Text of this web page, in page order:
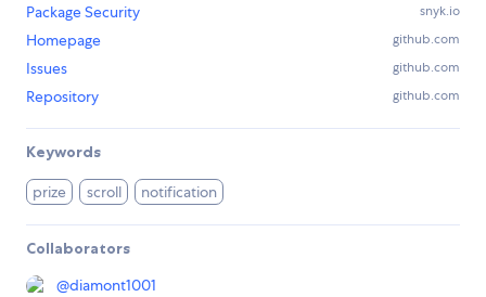
Package Security
snyk.io
Homepage github.com
Issues github.com
Repository github.com
Keywords
prize scroll notification
Collaborators
@diamont1001